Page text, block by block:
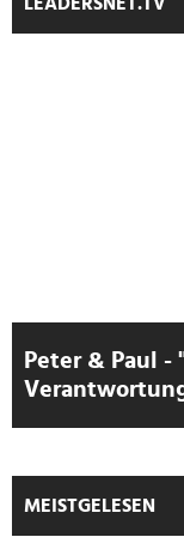
Peter & Paul
MEISTGELESEN